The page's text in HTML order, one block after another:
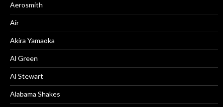
Aerosmith
Air
Akira Yamaoka
Al Green
Al Stewart
Alabama Shakes